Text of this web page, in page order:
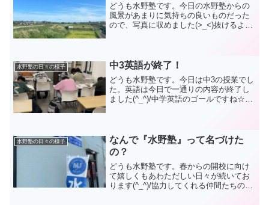
どうも水野塾です。今日の水野塾からの
風景があまりに気持ちの良いものだった
ので、写真に収めました(>_<)抜けるよう
得な感じがしますね...
水野塾の日々の様子 中3英語が終了！
どうも水野塾です。今日は中3の授業でし
た。英語は今日で一通りの内容が終了し
ました(^_^)/中学英語のゴールですね☆ひ
なるレベルアッ...
水野塾の日々の様子
なんで『水野塾』って名づけた
の？
どうも水野塾です。春からの開校に向け
て嬉しくもあわただしい日々が続いてお
ります(^_^)/協力してくれる仲間たちの存